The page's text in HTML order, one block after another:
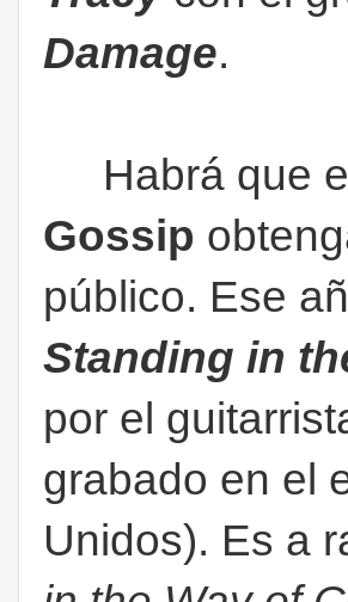
Damage.
Habrá que
Gossip
público. Ese
Standing in
por el
grabado en el
Unidos). Es a